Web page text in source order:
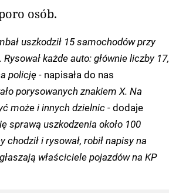
osób.
uszkodził 15 samochodów przy
każde auto: głównie liczby 17,
policję - napisała do nas
porysowanych znakiem X. Na
może i innych dzielnic -dodaje
sprawą uszkodzenia około 100
i rysował, robił napisy na
właściciele pojazdów na KP